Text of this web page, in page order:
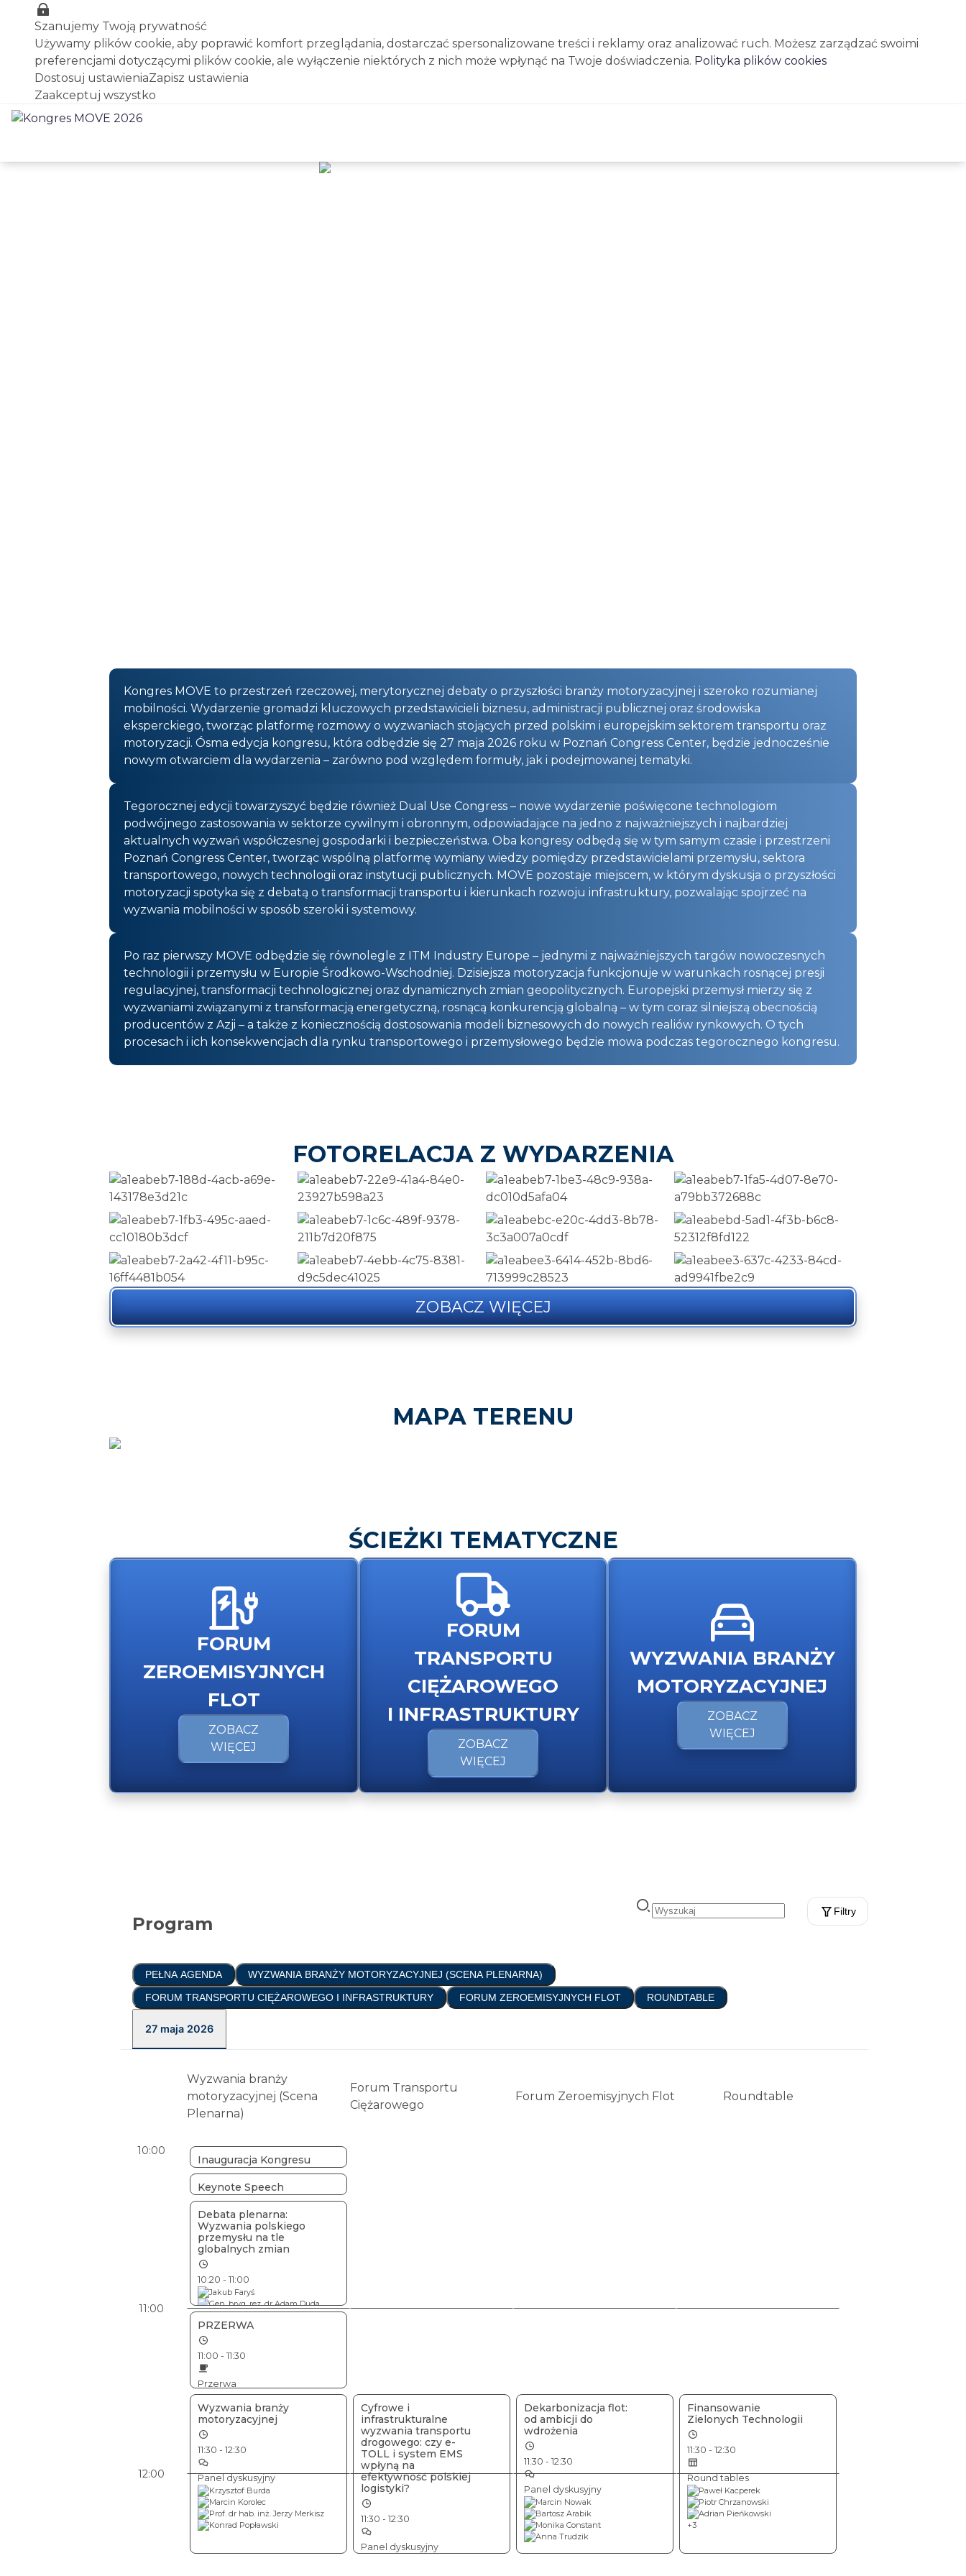
Szanujemy Twoją prywatność
Używamy plików cookie, aby poprawić komfort przeglądania, dostarczać spersonalizowane treści i reklamy oraz analizować ruch. Możesz zarządzać swoimi
preferencjami dotyczącymi plików cookie, ale wyłączenie niektórych z nich może wpłynąć na Twoje doświadczenia. Polityka plików cookies
Dostosuj ustawieniaZapisz ustawienia
Zaakceptuj wszystko
Kongres MOVE to przestrzeń rzeczowej, merytorycznej debaty o przyszłości branży motoryzacyjnej i szeroko rozumianej
mobilności. Wydarzenie gromadzi kluczowych przedstawicieli biznesu, administracji publicznej oraz środowiska
eksperckiego, tworząc platformę rozmowy o wyzwaniach stojących przed polskim i europejskim sektorem transportu oraz
motoryzacji. Ósma edycja kongresu, która odbędzie się 27 maja 2026 roku w Poznań Congress Center, będzie jednocześnie
nowym otwarciem dla wydarzenia – zarówno pod względem formuły, jak i podejmowanej tematyki.
Tegorocznej edycji towarzyszyć będzie również Dual Use Congress – nowe wydarzenie poświęcone technologiom
podwójnego zastosowania w sektorze cywilnym i obronnym, odpowiadające na jedno z najważniejszych i najbardziej
aktualnych wyzwań współczesnej gospodarki i bezpieczeństwa. Oba kongresy odbędą się w tym samym czasie i przestrzeni
Poznań Congress Center, tworząc wspólną platformę wymiany wiedzy pomiędzy przedstawicielami przemysłu, sektora
transportowego, nowych technologii oraz instytucji publicznych. MOVE pozostaje miejscem, w którym dyskusja o przyszłości
motoryzacji spotyka się z debatą o transformacji transportu i kierunkach rozwoju infrastruktury, pozwalając spojrzeć na
wyzwania mobilności w sposób szeroki i systemowy.
Po raz pierwszy MOVE odbędzie się równolegle z ITM Industry Europe – jednymi z najważniejszych targów nowoczesnych
technologii i przemysłu w Europie Środkowo-Wschodniej. Dzisiejsza motoryzacja funkcjonuje w warunkach rosnącej presji
regulacyjnej, transformacji technologicznej oraz dynamicznych zmian geopolitycznych. Europejski przemysł mierzy się z
wyzwaniami związanymi z transformacją energetyczną, rosnącą konkurencją globalną – w tym coraz silniejszą obecnością
producentów z Azji – a także z koniecznością dostosowania modeli biznesowych do nowych realiów rynkowych. O tych
procesach i ich konsekwencjach dla rynku transportowego i przemysłowego będzie mowa podczas tegorocznego kongresu.
FOTORELACJA Z WYDARZENIA
ZOBACZ WIĘCEJ
MAPA TERENU
ŚCIEŻKI TEMATYCZNE
FORUM
ZEROEMISYJNYCH
FLOT
ZOBACZ
WIĘCEJ
FORUM
TRANSPORTU
CIĘŻAROWEGO
I INFRASTRUKTURY
ZOBACZ
WIĘCEJ
WYZWANIA BRANŻY
MOTORYZACYJNEJ
ZOBACZ
WIĘCEJ